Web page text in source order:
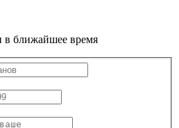
в ближайшее время